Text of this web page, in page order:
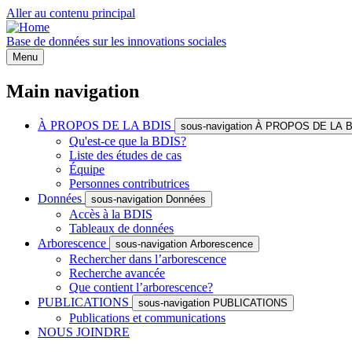
Aller au contenu principal
Base de données sur les innovations sociales
Menu
Main navigation
À PROPOS DE LA BDIS sous-navigation À PROPOS DE LA
Qu'est-ce que la BDIS?
Liste des études de cas
Équipe
Personnes contributrices
Données
sous-navigation Données
Accès à la BDIS
Tableaux de données
Arborescence
sous-navigation Arborescence
Rechercher dans l’arborescence
Recherche avancée
Que contient l’arborescence?
PUBLICATIONS
sous-navigation PUBLICATIONS
Publications et communications
NOUS JOINDRE